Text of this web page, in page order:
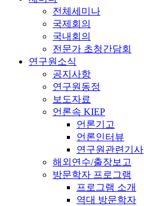
전체세미나
국제회의
국내회의
전문가 초청간담회
연구원소식
공지사항
연구원동정
보도자료
언론속 KIEP
언론기고
언론인터뷰
연구원관련기사
해외연수/출장보고
방문학자 프로그램
프로그램 소개
역대 방문학자